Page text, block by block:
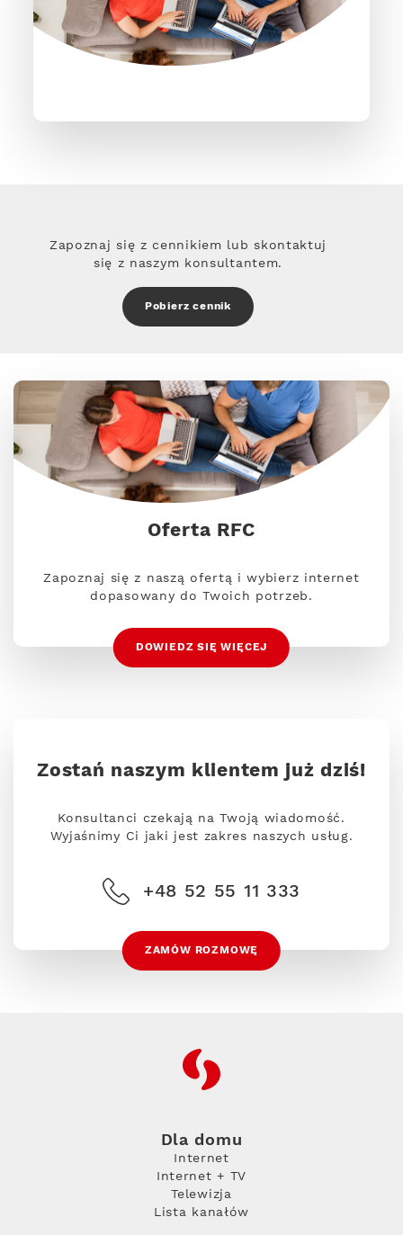
Zapoznaj się z cennikiem lub skontaktuj
się z naszym konsultantem.
Pobierz cennik
Oferta RFC
Zapoznaj się z naszą ofertą i wybierz internet
dopasowany do Twoich potrzeb.
DOWIEDZ SIĘ WIĘCEJ
Zostań naszym klientem już dziś!
Konsultanci czekają na Twoją wiadomość.
Wyjaśnimy Ci jaki jest zakres naszych usług.
+48 52 55 11 333
ZAMÓW ROZMOWĘ
RFC
Dla domu
Internet
Internet + TV
Telewizja
Lista kanałów